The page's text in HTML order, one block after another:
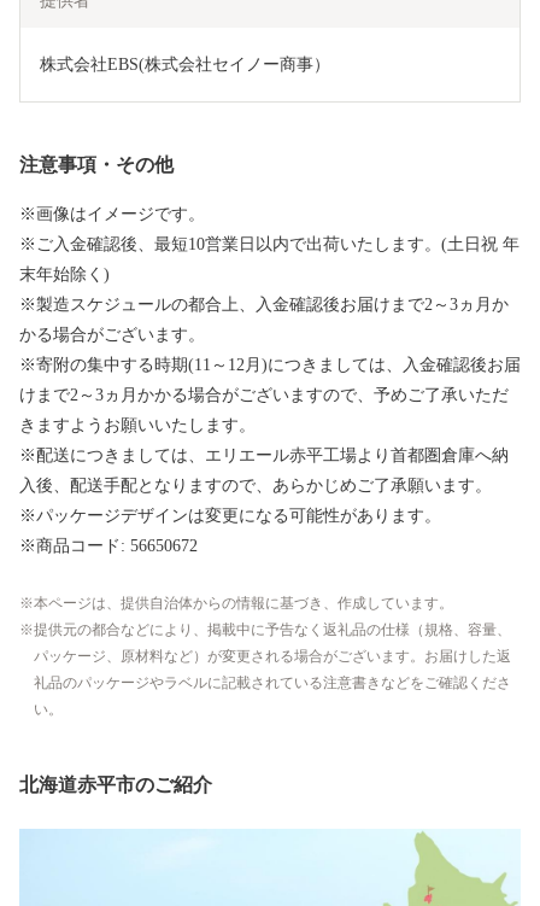
株式会社EBS(株式会社セイノー商事）
注意事項・その他
※画像はイメージです。
※ご入金確認後、最短10営業日以内で出荷いたします。(土日祝 年
末年始除く)
※製造スケジュールの都合上、入金確認後お届けまで2～3ヵ月か
かる場合がございます。
※寄附の集中する時期(11～12月)につきましては、入金確認後お届
けまで2～3ヵ月かかる場合がございますので、予めご了承いただ
きますようお願いいたします。
※配送につきましては、エリエール赤平工場より首都圏倉庫へ納
入後、配送手配となりますので、あらかじめご了承願います。
※パッケージデザインは変更になる可能性があります。
※商品コード: 56650672
本ページは、提供自治体からの情報に基づき、作成しています。
提供元の都合などにより、掲載中に予告なく返礼品の仕様（規格、容量、
パッケージ、原材料など）が変更される場合がございます。お届けした返
礼品のパッケージやラベルに記載されている注意書きなどをご確認くださ
い。
北海道赤平市のご紹介